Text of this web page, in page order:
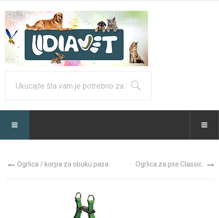
Ogrlica / korpa za obuku pasa Ogrlica za pse Classic